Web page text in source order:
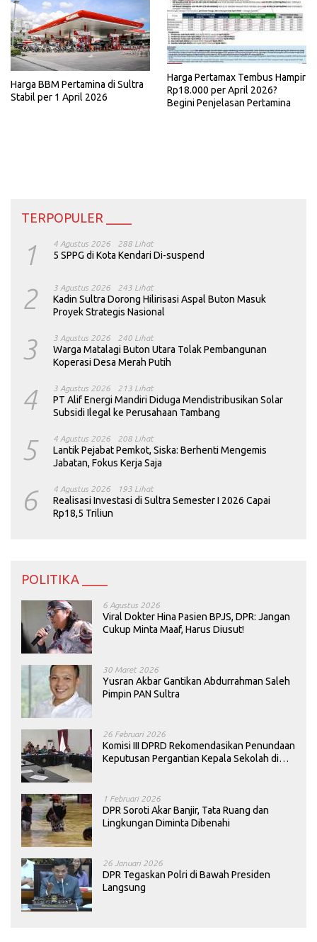
Harga BBM Pertamina di Sultra
Stabil per 1 April 2026
Harga Pertamax Tembus Hampir
Rp18.000 per April 2026?
Begini Penjelasan Pertamina
TERPOPULER ____
1 4 Agustus 2026 288 Lihat
5 SPPG di Kota Kendari Di-suspend
2 3 Agustus 2026 243 Lihat
Kadin Sultra Dorong Hilirisasi Aspal Buton Masuk
Proyek Strategis Nasional
3 3 Agustus 2026 240 Lihat
Warga Matalagi Buton Utara Tolak Pembangunan
Koperasi Desa Merah Putih
4 3 Agustus 2026 213 Lihat
PT Alif Energi Mandiri Diduga Mendistribusikan Solar
Subsidi Ilegal ke Perusahaan Tambang
5 4 Agustus 2026 208 Lihat
Lantik Pejabat Pemkot, Siska: Berhenti Mengemis
Jabatan, Fokus Kerja Saja
6 4 Agustus 2026 193 Lihat
Realisasi Investasi di Sultra Semester I 2026 Capai
Rp18,5 Triliun
POLITIKA ____
6 Agustus 2026
Viral Dokter Hina Pasien BPJS, DPR: Jangan
Cukup Minta Maaf, Harus Diusut!
30 Maret 2026
Yusran Akbar Gantikan Abdurrahman Saleh
Pimpin PAN Sultra
26 Februari 2026
Komisi III DPRD Rekomendasikan Penundaan
Keputusan Pergantian Kepala Sekolah di
1 Februari 2026
DPR Soroti Akar Banjir, Tata Ruang dan
Lingkungan Diminta Dibenahi
26 Januari 2026
DPR Tegaskan Polri di Bawah Presiden
Langsung